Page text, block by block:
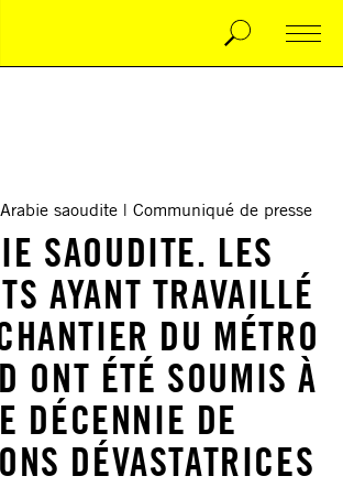
Arabie saoudite Communiqué de presse
SAOUDITE. LES
AYANT TRAVAILLÉ
DU MÉTRO
ONT ÉTÉ SOUMIS À
DÉCENNIE DE
DÉVASTATRICES